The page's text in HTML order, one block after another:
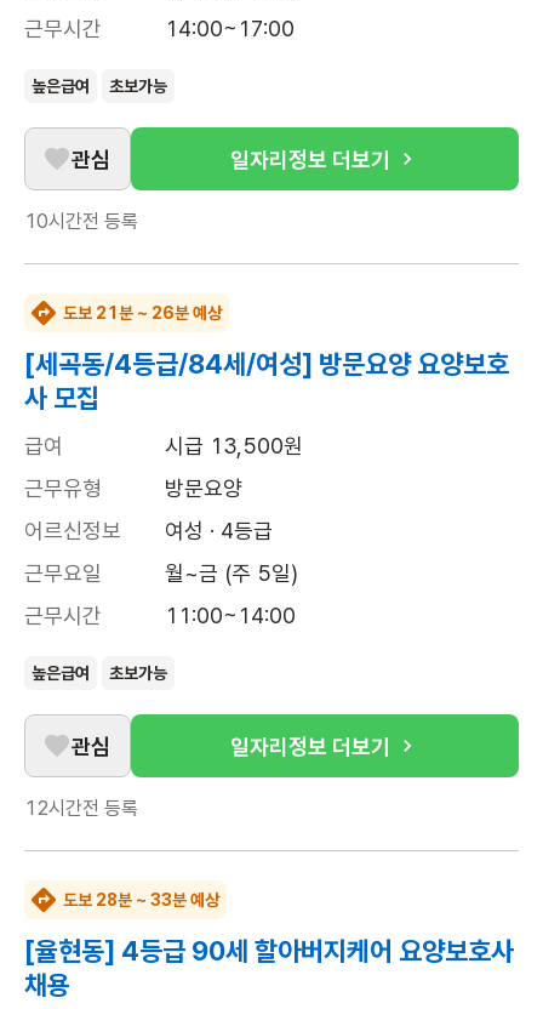
근무시간
14:00~17:00
높은급여 초보가능
관심 일자리정보 더보기
10시간전 등록
도보 21분 ~ 26분 예상
[세곡동/4등급/84세/여성] 방문요양 요양보호
사 모집
급여
시급 13,500원
근무유형
방문요양
어르신정보
여성 · 4등급
근무요일
월~금 (주 5일)
근무시간
11:00~14:00
높은급여 초보가능
관심 일자리정보 더보기
12시간전 등록
도보 28분 ~ 33분 예상
[율현동] 4등급 90세 할아버지케어 요양보호사
채용